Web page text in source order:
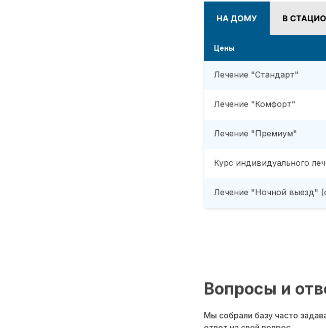
НА ДОМУ В
Цены
Лечение "Стандарт"
Лечение "Комфорт"
Лечение "Премиум"
Курс индивидуального
Лечение "Ночной выезд"
Вопросы и
Мы собрали базу часто